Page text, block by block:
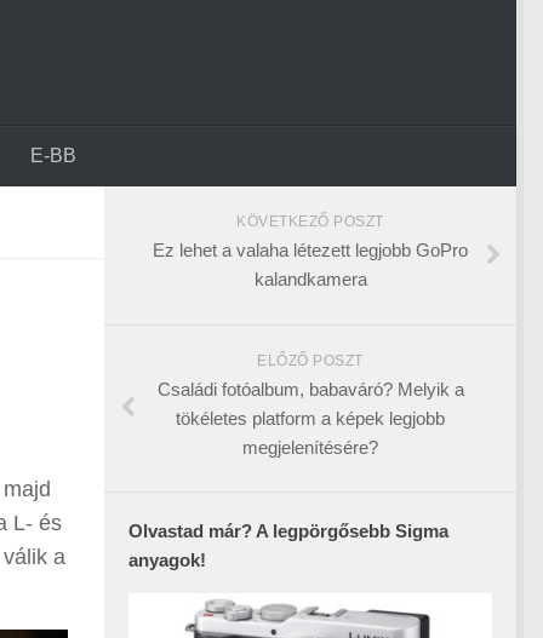
E-BB
L- és
a
KÖVETKEZŐ POSZT
Ez lehet a valaha létezett legjobb GoPro
kalandkamera
ELŐZŐ POSZT
Családi fotóalbum, babaváró? Melyik a
tökéletes platform a képek legjobb
megjelenítésére?
Olvastad már? A legpörgősebb Sigma
anyagok!